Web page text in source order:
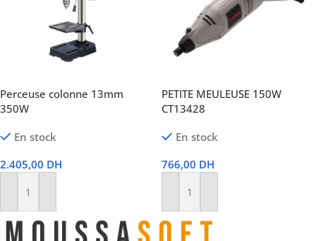
Perceuse colonne 13mm
350W
En stock
2.405,00 DH
Ajouter Au Panier
PETITE MEULEUSE 150W
CT13428
En stock
766,00 DH
Ajouter Au Panier